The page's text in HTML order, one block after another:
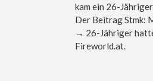
kam ein 26-
Der Beitrag Stmk:
→ 26-Jähriger
Fireworld.at.